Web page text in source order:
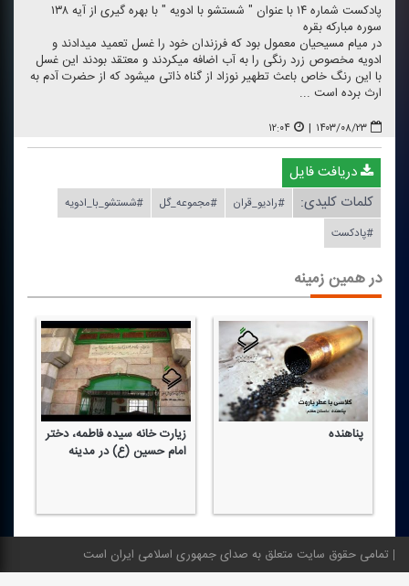
پادكست شماره ۱۴ با عنوان " شستشو با ادویه " با بهره گیری از آیه ۱۳۸
سوره مباركه بقره
در میام مسیحیان معمول بود كه فرزندان خود را غسل تعمید میدادند و
ادویه مخصوص زرد رنگی را به آب اضافه میكردند و معتقد بودند این غسل
با این رنگ خاص باعث تطهیر نوزاد از گناه ذاتی میشود كه از حضرت آدم به
ارث برده است ...
۱۴۰۳/۰۸/۲۳ | ۱۲:۰۴
دریافت فایل
کلمات کلیدی:
#رادیو_قران #مجموعه_گل
#شستشو_با_ادویه
#پادكست
در همین زمینه
پناهنده
زیارت خانه سیده فاطمه، دختر
امام حسین (ع) در مدینه
تمامی حقوق سایت متعلق به صدای جمهوری اسلامی ایران است